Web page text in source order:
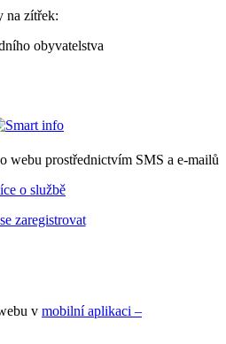
na zítřek:
obyvatelstva
webu prostřednictvím SMS a e-mailů
o službě
zaregistrovat
v mobilní aplikaci –